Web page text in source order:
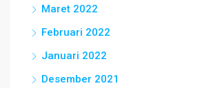
Maret 2022
Februari 2022
Januari 2022
Desember 2021